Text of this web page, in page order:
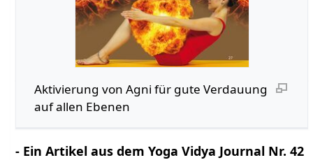
Aktivierung von Agni für gute Verdauung
auf allen Ebenen
- Ein Artikel aus dem Yoga Vidya Journal Nr. 42